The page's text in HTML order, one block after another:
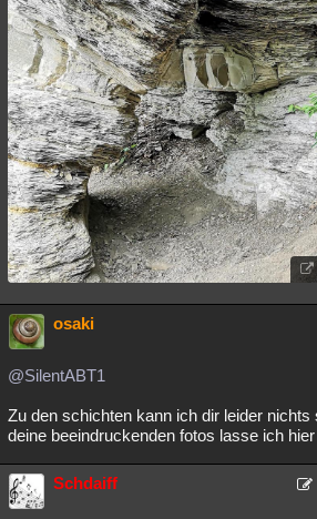
osaki
@SilentABT1
Zu den schichten kann ich dir leider nichts
deine beeindruckenden fotos lasse ich hier
Schdaiff